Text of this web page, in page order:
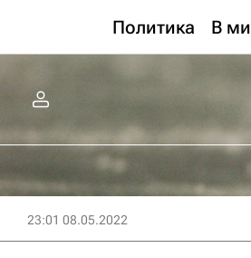
Политика В
23:01 08.05.2022